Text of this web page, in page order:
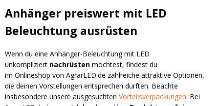
Anhänger preiswert mit LED
Beleuchtung ausrüsten
Wenn du eine Anhänger-Beleuchtung mit LED
unkompliziert nachrüsten möchtest, findest du
im Onlineshop von AgrarLED.de zahlreiche attraktive Optionen,
die deinen Vorstellungen entsprechen dürften. Beachte
insbesondere unsere ausgesuchten Vorteilsverpackungen. Bei